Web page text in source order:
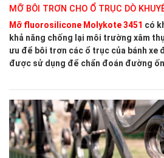
MỠ BÔI TRƠN CHO Ổ TRỤC DÒ
Mỡ fluorosilicone Molykote 3451 có
khả năng chống lại môi trường xâm
ưu để bôi trơn các ổ trục của bánh xe
được sử dụng để chẩn đoán đường